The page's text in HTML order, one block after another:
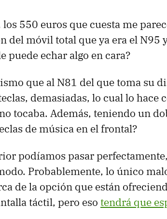
550 euros que cuesta me
del móvil total que ya era el N95
puede echar algo en cara?
que al N81 del que toma su
demasiadas, lo cual lo hace
tocaba. Además, teniendo un
de música en el frontal?
podíamos pasar
Probablemente, lo único
de la opción que están
táctil, pero eso tendrá que